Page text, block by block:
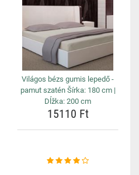
Világos bézs gumis lepedő -
pamut szatén Šírka: 180 cm |
Dĺžka: 200 cm
15110 Ft